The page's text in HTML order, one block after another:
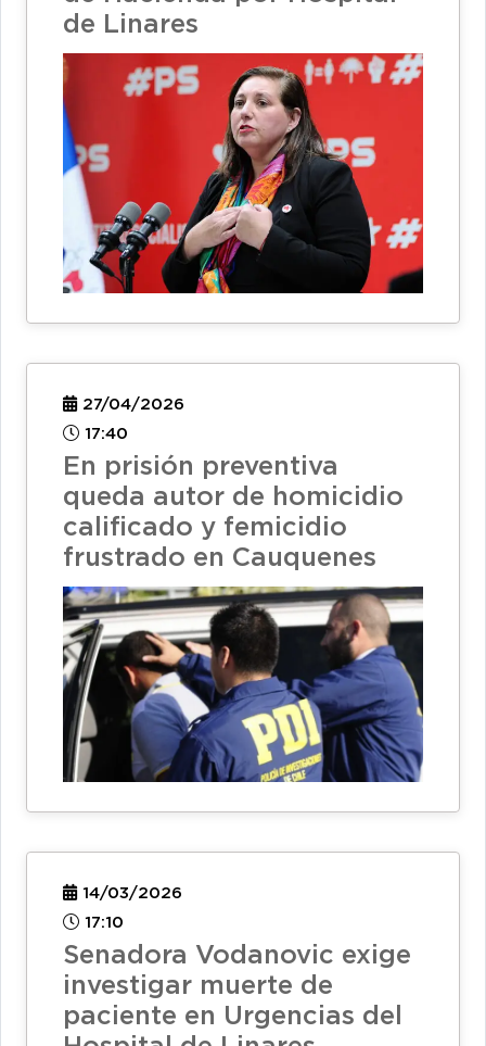
de Linares
27/04/2026
17:40
En prisión preventiva
queda autor de homicidio
calificado y femicidio
frustrado en Cauquenes
14/03/2026
17:10
Senadora Vodanovic exige
investigar muerte de
paciente en Urgencias del